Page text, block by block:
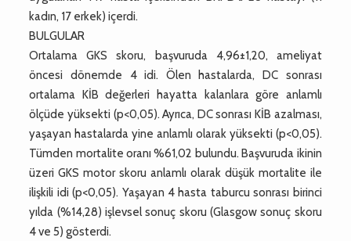
kadın, 17 erkek) içerdi.
BULGULAR
Ortalama GKS skoru, başvuruda 4,96±1,20, ameliyat
öncesi dönemde 4 idi. Ölen hastalarda, DC sonrası
ortalama KİB değerleri hayatta kalanlara göre anlamlı
ölçüde yüksekti (p<0,05). Ayrıca, DC sonrası KİB azalması,
yaşayan hastalarda yine anlamlı olarak yüksekti (p<0,05).
Tümden mortalite oranı %61,02 bulundu. Başvuruda ikinin
üzeri GKS motor skoru anlamlı olarak düşük mortalite ile
ilişkili idi (p<0,05). Yaşayan 4 hasta taburcu sonrası birinci
yılda (%14,28) işlevsel sonuç skoru (Glasgow sonuç skoru
4 ve 5) gösterdi.